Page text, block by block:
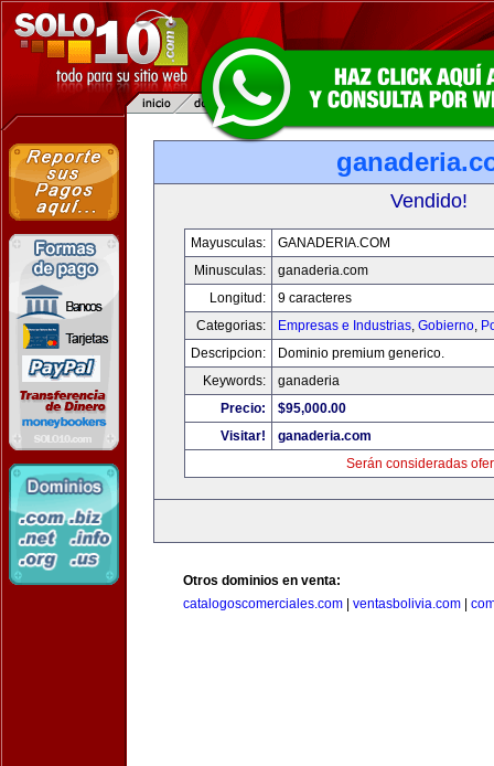
Vendido!
Mayusculas:
GANADERIA.COM
Minusculas:
ganaderia.com
Longitud:
9 caracteres
Categorias:
Empresas e Industrias, Gobierno,
Descripcion:
Dominio premium generico.
Keywords:
ganaderia
Precio:
$95,000.00
Visitar!
ganaderia.com
Serán consideradas
Otros dominios en venta:
catalogoscomerciales.com
ventasbolivia.com